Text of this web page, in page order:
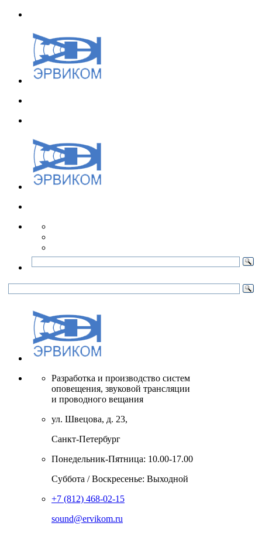
Разработка и производство систем
оповещения, звуковой трансляции
и проводного вещания
ул. Швецова, д. 23,
Санкт-Петербург
Понедельник-Пятница: 10.00-17.00
Суббота / Воскресенье: Выходной
+7 (812) 468-02-15
sound@ervikom.ru